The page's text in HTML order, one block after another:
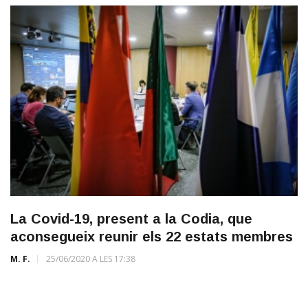
La Covid-19, present a la Codia, que
aconsegueix reunir els 22 estats membres
M. F. 25/06/2020 A LES 17:38